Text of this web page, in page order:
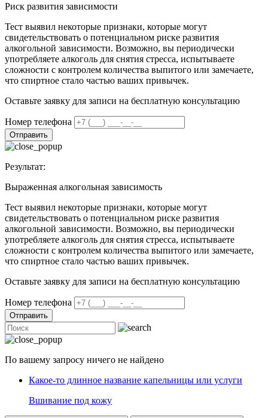
Риск развития зависимости
Тест выявил некоторые признаки, которые могут
свидетельствовать о потенциальном риске развития
алкогольной зависимости. Возможно, вы периодически
употребляете алкоголь для снятия стресса, испытываете
сложности с контролем количества выпитого или замечаете,
что спиртное стало частью ваших привычек.
Оставьте заявку для записи на бесплатную консультацию
Номер телефона
Отправить
Результат:
Выраженная алкогольная зависимость
Тест выявил некоторые признаки, которые могут
свидетельствовать о потенциальном риске развития
алкогольной зависимости. Возможно, вы периодически
употребляете алкоголь для снятия стресса, испытываете
сложности с контролем количества выпитого или замечаете,
что спиртное стало частью ваших привычек.
Оставьте заявку для записи на бесплатную консультацию
Номер телефона
Отправить
По вашему запросу ничего не найдено
Какое-то длинное название капельницы или услуги
Вшивание под кожу